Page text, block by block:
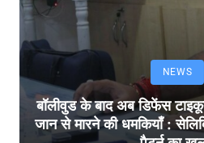
NEWS
बॉलीवुड के बाद अब डिफेंस
जान से मारने की धमकियाँ :